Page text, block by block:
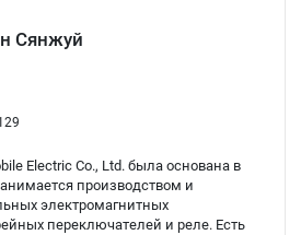
Сянжуй
Electric Co., Ltd. была основана в
производством и
электромагнитных
переключателей и реле. Есть